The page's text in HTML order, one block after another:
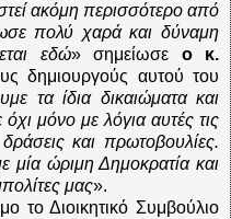
ακόμη περισσότερο από
πολύ χαρά και δύναμη
εδώ» σημείωσε ο κ.
δημιουργούς αυτού του
τα ίδια δικαιώματα και
μόνο με λόγια αυτές τις
και πρωτοβουλίες.
μία ώριμη Δημοκρατία και
μας».
το Διοικητικό Συμβούλιο